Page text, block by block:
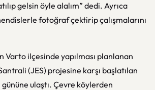
gelsin öyle alalım” dedi. Ayrıca
fotoğraf çektirip çalışmalarını
Varto ilçesinde yapılması planlanan
(JES) projesine karşı başlatılan
gününe ulaştı. Çevre köylerden